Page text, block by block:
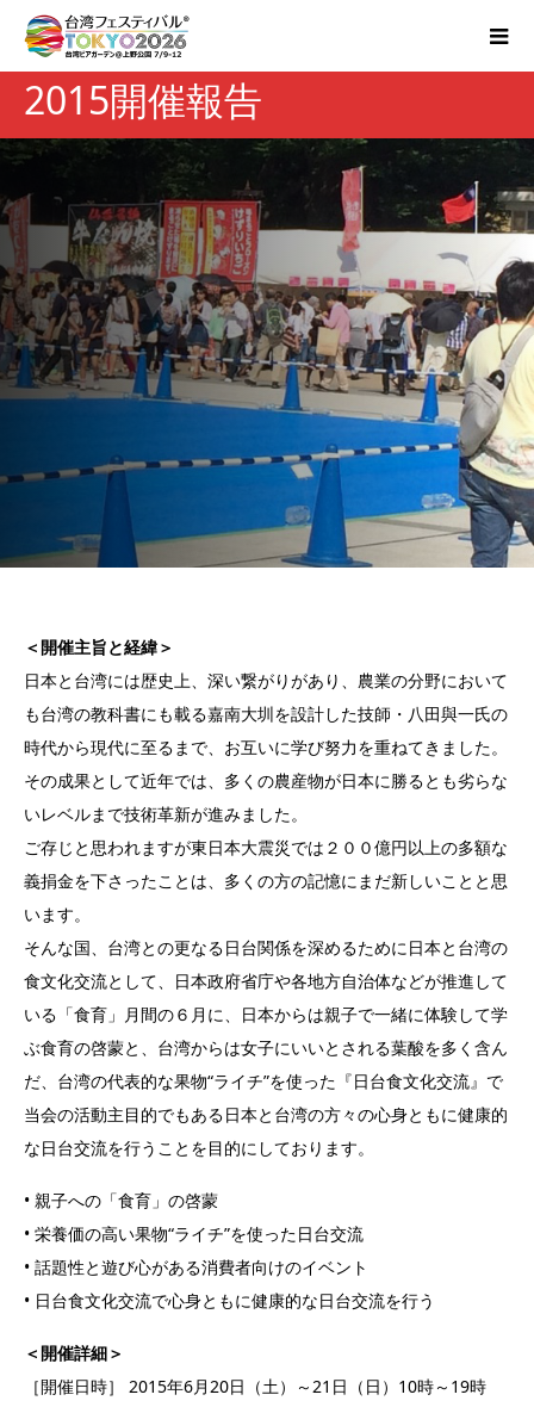
2015開催報告
＜開催主旨と経緯＞
日本と台湾には歴史上、深い繋がりがあり、農業の分野において
も台湾の教科書にも載る嘉南大圳を設計した技師・八田與一氏の
時代から現代に至るまで、お互いに学び努力を重ねてきました。
その成果として近年では、多くの農産物が日本に勝るとも劣らな
いレベルまで技術革新が進みました。
ご存じと思われますが東日本大震災では２００億円以上の多額な
義捐金を下さったことは、多くの方の記憶にまだ新しいことと思
います。
そんな国、台湾との更なる日台関係を深めるために日本と台湾の
食文化交流として、日本政府省庁や各地方自治体などが推進して
いる「食育」月間の６月に、日本からは親子で一緒に体験して学
ぶ食育の啓蒙と、台湾からは女子にいいとされる葉酸を多く含ん
だ、台湾の代表的な果物“ライチ”を使った『日台食文化交流』で
当会の活動主目的でもある日本と台湾の方々の心身ともに健康的
な日台交流を行うことを目的にしております。
• 親子への「食育」の啓蒙
• 栄養価の高い果物“ライチ”を使った日台交流
• 話題性と遊び心がある消費者向けのイベント
• 日台食文化交流で心身ともに健康的な日台交流を行う
＜開催詳細＞
［開催日時］ 2015年6月20日（土）～21日（日）10時～19時